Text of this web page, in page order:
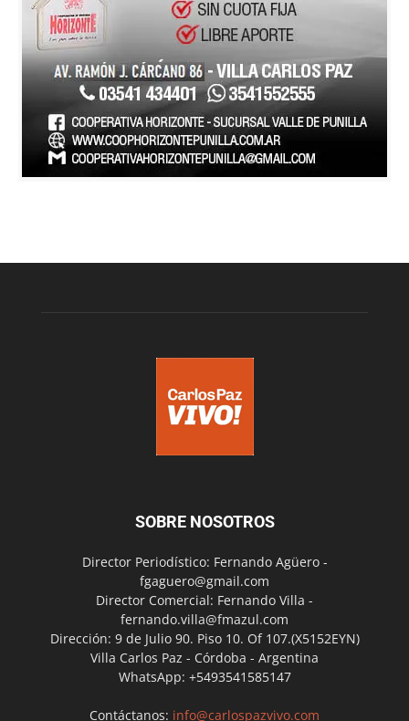
SOBRE NOSOTROS
Director Periodístico: Fernando Agüero -
fgaguero@gmail.com
Director Comercial: Fernando Villa -
fernando.villa@fmazul.com
Dirección: 9 de Julio 90. Piso 10. Of 107.(X5152EYN)
Villa Carlos Paz - Córdoba - Argentina
WhatsApp: +5493541585147
Contáctanos: info@carlospazvivo.com